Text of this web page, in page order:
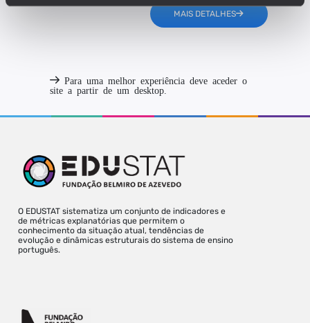
MAIS DETALHES
Para uma melhor experiência deve aceder o
site a partir de um desktop.
O EDUSTAT sistematiza um conjunto de indicadores e
de métricas explanatórias que permitem o
conhecimento da situação atual, tendências de
evolução e dinâmicas estruturais do sistema de ensino
português.